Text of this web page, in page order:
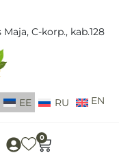
C-korp., kab.128
EE RU
0